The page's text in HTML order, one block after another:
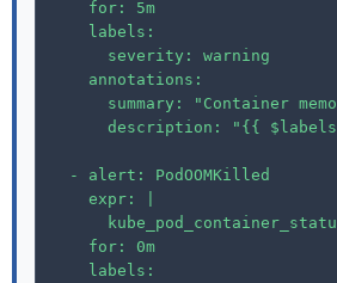
    for: 5m
    labels:
      severity: warning
    annotations:
summary: "Container
description: "{{
  - alert: PodOOMKilled
    expr: |
    for: 0m
    labels: